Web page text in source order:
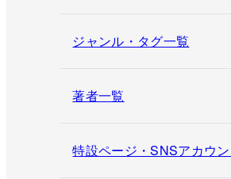
ジャンル・タグ一覧
著者一覧
特設ページ・SNSアカウ